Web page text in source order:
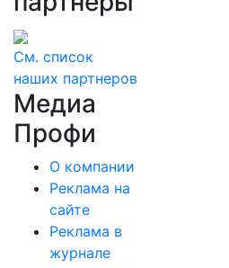
См. список
наших партнеров
Медиа
Профи
О компании
Реклама на
сайте
Реклама в
журнале